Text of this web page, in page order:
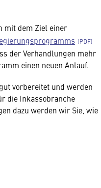
mit dem Ziel einer
der Verhandlungen mehr
einen neuen Anlauf.
vorbereitet und werden
die Inkassobranche
dazu werden wir Sie, wie